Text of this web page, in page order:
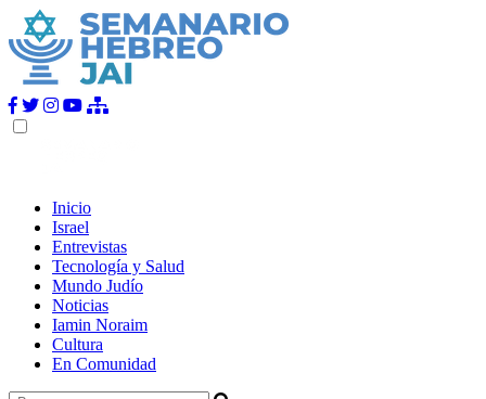
Inicio
Israel
Entrevistas
Tecnología y Salud
Mundo Judío
Noticias
Iamin Noraim
Cultura
En Comunidad